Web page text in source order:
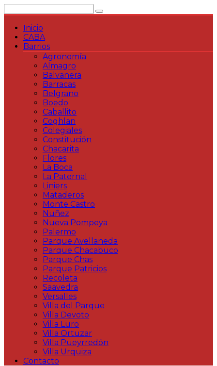
al
contenidoInicio
CABA
Barrios
Agronomía
Almagro
Balvanera
Barracas
Belgrano
Boedo
Caballito
Coghlan
Colegiales
Constitución
Chacarita
Flores
La Boca
La Paternal
Liniers
Mataderos
Monte Castro
Nuñez
Nueva Pompeya
Palermo
Parque Avellaneda
Parque Chacabuco
Parque Chas
Parque Patricios
Recoleta
Saavedra
Versalles
Villa del Parque
Villa Devoto
Villa Luro
Villa Ortuzar
Villa Pueyrredón
Villa Urquiza
Contacto